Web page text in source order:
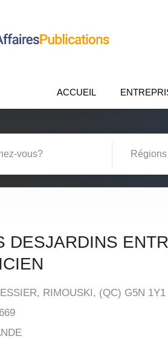
ACCUEIL
DESJARDINS
RIMOUSKI, (QC) G5N 1Y1